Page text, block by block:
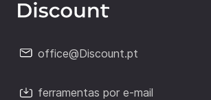
office@Discount.pt
ferramentas por e-mail